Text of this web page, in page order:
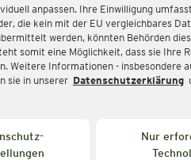
anpassen. Ihre Einwilligung
die kein mit der EU vergleichbares
werden, könnten Behörden
somit eine Möglichkeit, dass sie Ihre
Weitere Informationen - insbesondere
sie in unserer Datenschutzerklärung
Nur